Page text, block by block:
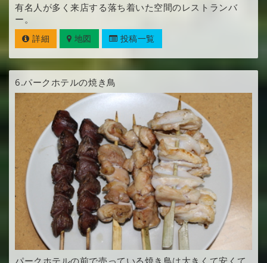
有名人が多く来店する落ち着いた空間のレストランバ
ー。
詳細 地図 投稿一覧
6.パークホテルの焼き鳥
パークホテルの前で売っている焼き鳥は大きくて安くて